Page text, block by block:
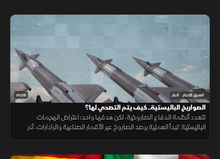
01:56 الشرق للأخبار أخبار
الصواريخ الباليستية.. كيف يتم التصدي لها؟
تتعدد أنظمة الدفاع الصاروخية، لكن هدفها واحد: اعتراض الهجمات
الباليستية. تبدأ العملية برصد الصاروخ عبر الأقمار الصناعية والرادارات، ثم